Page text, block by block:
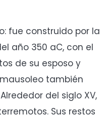
fue construido por la
año 350 aC, con el
de su esposo y
también
del siglo XV,
Sus restos